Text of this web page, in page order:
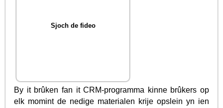
Sjoch de fideo
By it brûken fan it CRM-programma kinne brûkers op
elk momint de nedige materialen krije opslein yn ien